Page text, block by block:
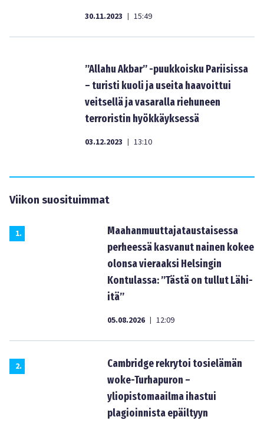
30.11.2023 | 15:49
”Allahu Akbar” -puukkoisku Pariisissa
– turisti kuoli ja useita haavoittui
veitsellä ja vasaralla riehuneen
terroristin hyökkäyksessä
03.12.2023 | 13:10
Viikon suosituimmat
1.
Maahanmuuttajataustaisessa
perheessä kasvanut nainen kokee
olonsa vieraaksi Helsingin
Kontulassa: ”Tästä on tullut Lähi-
itä”
05.08.2026 | 12:09
2.
Cambridge rekrytoi tosielämän
woke-Turhapuron –
yliopistomaailma ihastui
plagioinnista epäiltyyn